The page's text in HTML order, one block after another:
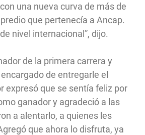
una nueva curva de más de
que pertenecía a Ancap.
nivel internacional”, dijo.
de la primera carrera y
de entregarle el
expresó que se sentía feliz por
ganador y agradeció a las
a alentarlo, a quienes les
que ahora lo disfruta, ya